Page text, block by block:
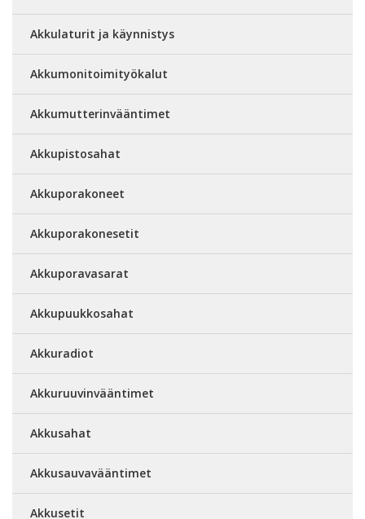
Akkulaturit ja käynnistys
Akkumonitoimityökalut
Akkumutterinvääntimet
Akkupistosahat
Akkuporakoneet
Akkuporakonesetit
Akkuporavasarat
Akkupuukkosahat
Akkuradiot
Akkuruuvinvääntimet
Akkusahat
Akkusauvavääntimet
Akkusetit